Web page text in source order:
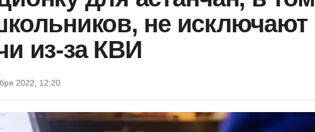
не исключают
из-за КВИ
2022, 12:20